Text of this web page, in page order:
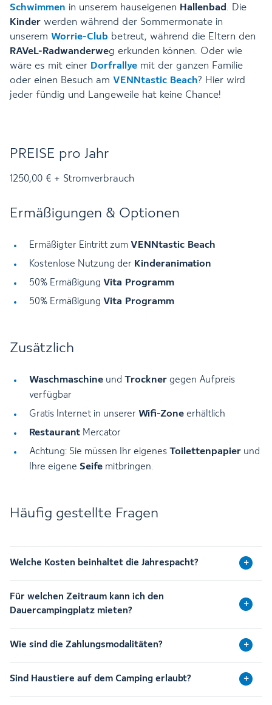
Schwimmen in unserem hauseigenen Hallenbad . Die
Kinder werden während der Sommermonate in
unserem Worrie-Club betreut, während die Eltern den
RAVeL-Radwanderweg erkunden können. Oder wie
wäre es mit einer Dorfrallye mit der ganzen Familie
oder einen Besuch am VENNtastic Beach? Hier wird
jeder fündig und Langeweile hat keine Chance!
PREISE pro Jahr
1250,00 € + Stromverbrauch
Ermäßigungen & Optionen
Ermäßigter Eintritt zum VENNtastic Beach
Kostenlose Nutzung der Kinderanimation
50% Ermäßigung Vita Programm
50% Ermäßigung Vita Programm
Zusätzlich
Waschmaschine und Trockner gegen Aufpreis
verfügbar
Gratis Internet in unserer Wifi-Zone erhältlich
Restaurant Mercator
Achtung: Sie müssen Ihr eigenes Toilettenpapier und
Ihre eigene Seife mitbringen.
Häufig gestellte Fragen
Welche Kosten beinhaltet die Jahrespacht?
Für welchen Zeitraum kann ich den
Dauercampingplatz mieten?
Wie sind die Zahlungsmodalitäten?
Sind Haustiere auf dem Camping erlaubt?